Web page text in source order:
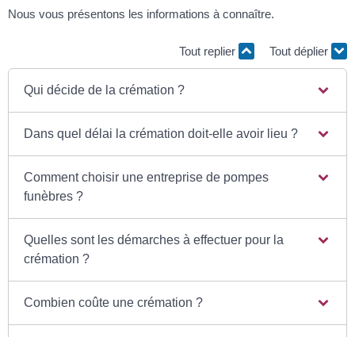
Nous vous présentons les informations à connaître.
Tout replier Tout déplier
Qui décide de la crémation ?
Dans quel délai la crémation doit-elle avoir lieu ?
Comment choisir une entreprise de pompes
funèbres ?
Quelles sont les démarches à effectuer pour la
crémation ?
Combien coûte une crémation ?